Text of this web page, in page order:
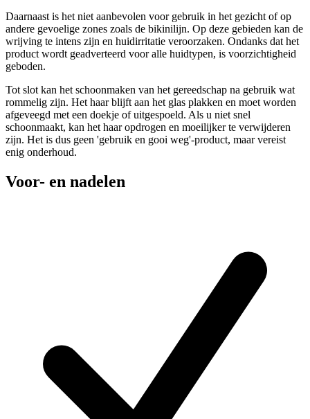
Daarnaast is het niet aanbevolen voor gebruik in het gezicht of op
andere gevoelige zones zoals de bikinilijn. Op deze gebieden kan de
wrijving te intens zijn en huidirritatie veroorzaken. Ondanks dat het
product wordt geadverteerd voor alle huidtypen, is voorzichtigheid
geboden.
Tot slot kan het schoonmaken van het gereedschap na gebruik wat
rommelig zijn. Het haar blijft aan het glas plakken en moet worden
afgeveegd met een doekje of uitgespoeld. Als u niet snel
schoonmaakt, kan het haar opdrogen en moeilijker te verwijderen
zijn. Het is dus geen 'gebruik en gooi weg'-product, maar vereist
enig onderhoud.
Voor- en nadelen